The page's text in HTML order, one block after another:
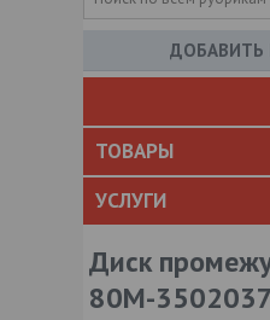
ТОВАРЫ
УСЛУГИ
Диск
80М-